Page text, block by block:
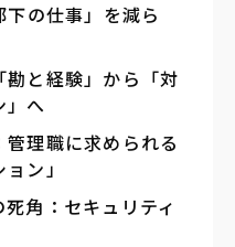
の仕事」を減ら
と経験」から「対
」へ
理職に求められる
ン」
角：セキュリティ